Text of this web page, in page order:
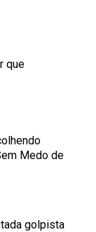
que
Medo de
golpista